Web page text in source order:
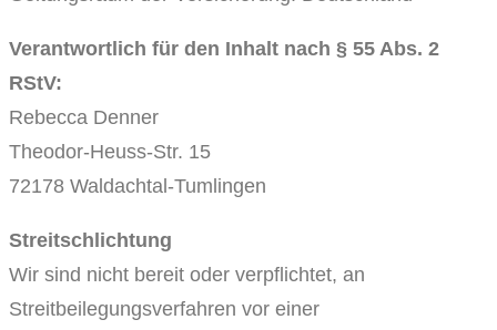
Verantwortlich für den Inhalt nach § 55 Abs. 2
RStV:
Rebecca Denner
Theodor-Heuss-Str. 15
72178 Waldachtal-Tumlingen
Streitschlichtung
Wir sind nicht bereit oder verpflichtet, an
Streitbeilegungsverfahren vor einer